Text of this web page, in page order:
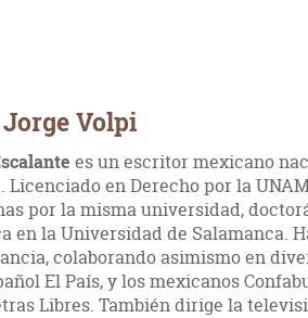
Volpi
es un escritor mexicano
Licenciado en Derecho por la
por la misma universidad,
en la Universidad de Salamanca.
colaborando asimismo en
El País, y los mexicanos
Libres. También dirige la